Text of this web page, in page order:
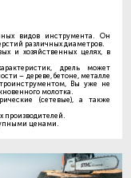
видов инструмента. Он
различных диаметров.
и хозяйственных целях, в
дрель может
– дереве, бетоне, металле
Вы уже не
молотка.
(сетевые), а также
производителей.
ценами.